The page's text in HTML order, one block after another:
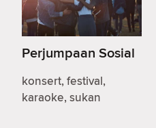
Perjumpaan Sosial
konsert, festival,
karaoke, sukan